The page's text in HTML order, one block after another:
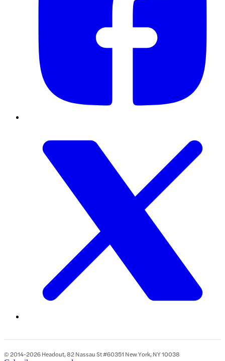
© 2014-2026 Headout, 82 Nassau St #60351 New York, NY 10038